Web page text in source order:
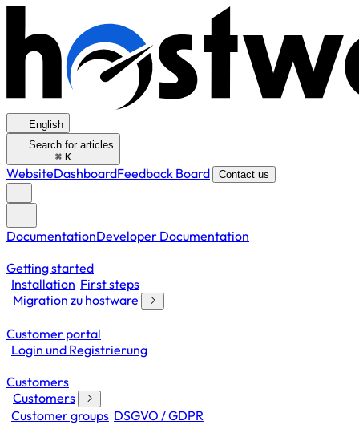
English
Search for articles
⌘ K
WebsiteDashboardFeedback Board Contact us
DocumentationDeveloper Documentation
Getting started
Installation First steps
Migration zu hostware
Customer portal
Login und Registrierung
Customers
Customers
Customer groups DSGVO / GDPR